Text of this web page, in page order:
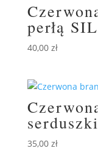
perłą
40,00 zł
35,00 zł